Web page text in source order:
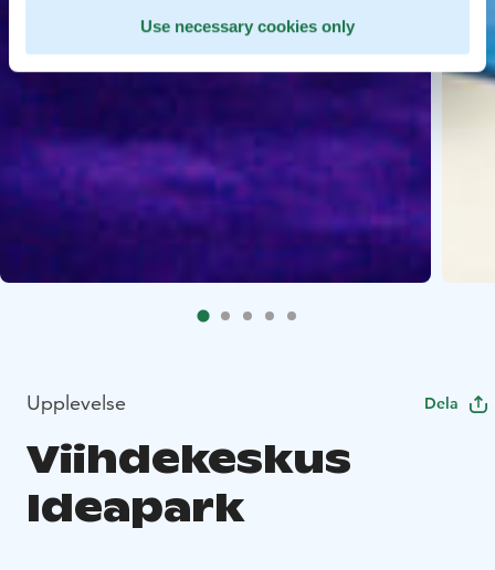
Use necessary cookies only
Upplevelse Dela
Viihdekeskus
Ideapark